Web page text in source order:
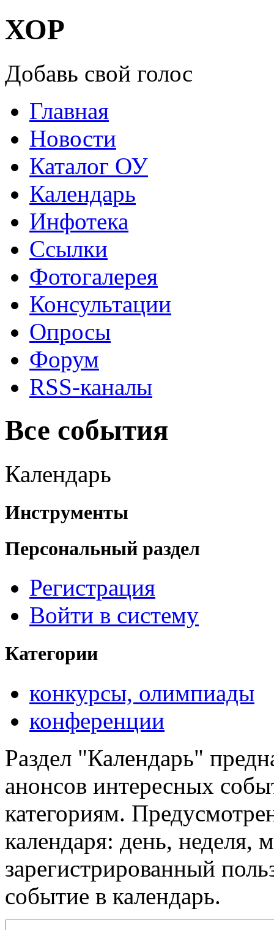
ХОР
Добавь свой голос
Главная
Новости
Каталог ОУ
Календарь
Инфотека
Ссылки
Фотогалерея
Консультации
Опросы
Форум
RSS-каналы
Все события
Календарь
Инструменты
Персональный раздел
Регистрация
Войти в систему
Категории
конкурсы, олимпиады
конференции
Раздел "Календарь"
анонсов интересных
категориям.
календаря: день, неделя,
зарегистрированный
событие в календарь.